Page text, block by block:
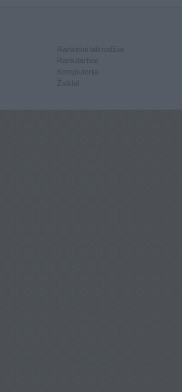
Kompiuterija
Žaislai